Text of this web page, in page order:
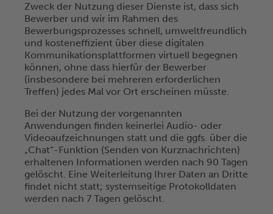
Zweck der Nutzung dieser Dienste ist, dass sich
Bewerber und wir im Rahmen des
Bewerbungsprozesses schnell, umweltfreundlich
und kosteneffizient über diese digitalen
Kommunikationsplattformen virtuell begegnen
können, ohne dass hierfür der Bewerber
(insbesondere bei mehreren erforderlichen
Treffen) jedes Mal vor Ort erscheinen müsste.
Bei der Nutzung der vorgenannten
Anwendungen finden keinerlei Audio- oder
Videoaufzeichnungen statt und die ggfs. über die
„Chat“-Funktion (Senden von Kurznachrichten)
erhaltenen Informationen werden nach 90 Tagen
gelöscht. Eine Weiterleitung Ihrer Daten an Dritte
findet nicht statt; systemseitige Protokolldaten
werden nach 7 Tagen gelöscht.